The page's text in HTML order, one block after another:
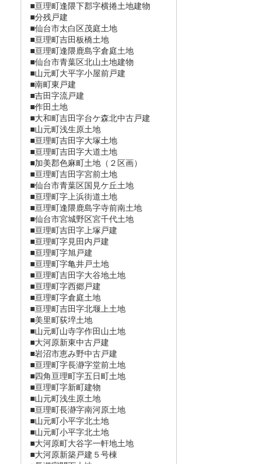
■亘理町逢隈下郡字横捲土地建物
■分残戸建
■仙台市太白区茂庭土地
■亘理町吉田板橋土地
■亘理町逢隈鹿島字倉庭土地
■仙台市青葉区北山土地建物
■山元町大平字小屋前戸建
■南町東戸建
■吉田字流戸建
■作田土地
■大和町吉田字台ケ森北中古戸建
■山元町浅生原土地
■亘理町吉田字大塚土地
■亘理町吉田字大道土地
■加美郡色麻町土地（２区画）
■亘理町吉田字宮前土地
■仙台市青葉区国見ケ丘土地
■亘理町字上浜街道土地
■亘理町逢隈鹿島字寺前南土地
■仙台市宮城野区宮千代土地
■亘理町吉田字上塚戸建
■亘理町字見田内戸建
■亘理町字旭戸建
■亘理町字亀井戸土地
■亘理町吉田字大谷地土地
■亘理町字西郷戸建
■亘理町字倉庭土地
■亘理町吉田字北堰上土地
■美里町荻埣土地
■山元町山寺字作田山土地
■大河原新東中古戸建
■岩沼市恵み野中古戸建
■亘理町字長瀞󠄀字堂前土地
■四角亘理町字五日町土地
■亘理町字新町建物
■山元町浅生原土地
■亘理町長瀞󠄀字南河原土地
■山元町小平字北土地
■山元町小平字北土地
■大河原町大谷字一軒地土地
■大河原新築戸建５号棟